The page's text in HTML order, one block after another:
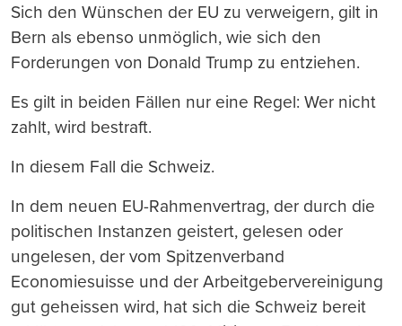
Sich den Wünschen der EU zu verweigern, gilt in
Bern als ebenso unmöglich, wie sich den
Forderungen von Donald Trump zu entziehen.
Es gilt in beiden Fällen nur eine Regel: Wer nicht
zahlt, wird bestraft.
In diesem Fall die Schweiz.
In dem neuen EU-Rahmenvertrag, der durch die
politischen Instanzen geistert, gelesen oder
ungelesen, der vom Spitzenverband
Economiesuisse und der Arbeitgebervereinigung
gut geheissen wird, hat sich die Schweiz bereit